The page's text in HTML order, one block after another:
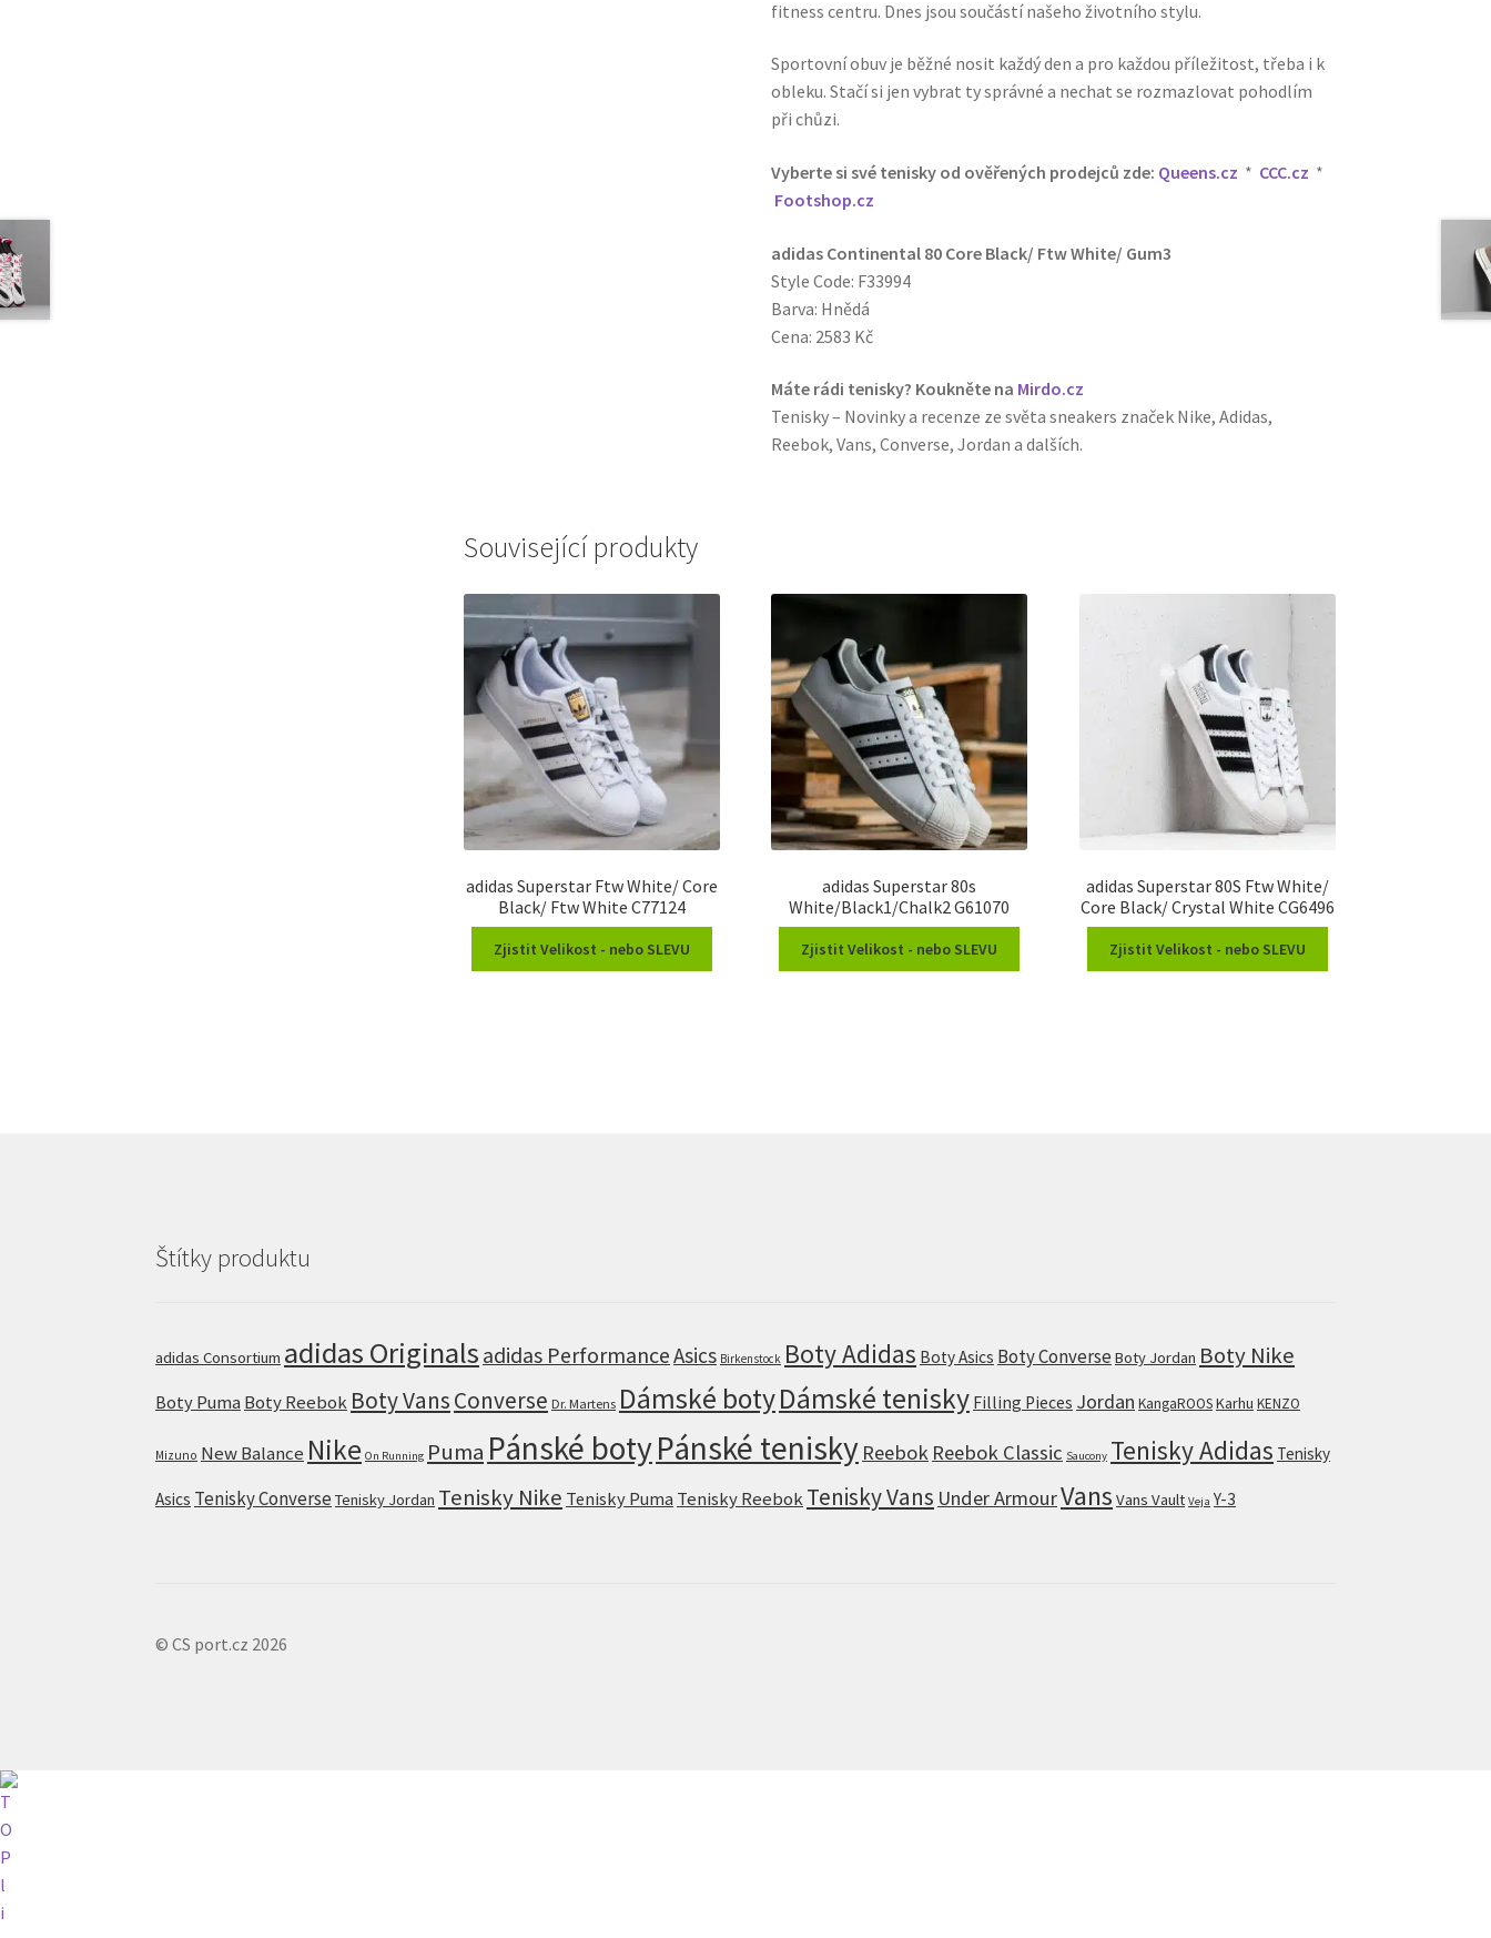
fitness centru. Dnes jsou součástí našeho životního stylu.
Sportovní obuv je běžné nosit každý den a pro každou příležitost, třeba i k
obleku. Stačí si jen vybrat ty správné a nechat se rozmazlovat pohodlím
při chůzi.
Vyberte si své tenisky od ověřených prodejců zde: Queens.cz * CCC.cz *
Footshop.cz
adidas Continental 80 Core Black/ Ftw White/ Gum3
Style Code: F33994
Barva: Hnědá
Cena: 2583 Kč
Máte rádi tenisky? Koukněte na Mirdo.cz
Tenisky – Novinky a recenze ze světa sneakers značek Nike, Adidas,
Reebok, Vans, Converse, Jordan a dalších.
Související produkty
adidas Superstar Ftw White/ Core
Black/ Ftw White C77124
Zjistit Velikost - nebo SLEVU
adidas Superstar 80s
White/Black1/Chalk2 G61070
Zjistit Velikost - nebo SLEVU
adidas Superstar 80S Ftw White/
Core Black/ Crystal White CG6496
Zjistit Velikost - nebo SLEVU
Štítky produktu
adidas Consortium adidas Originals adidas PerformanceAsics Birkenstock Boty Adidas Boty Asics Boty Converse Boty Jordan Boty Nike
Boty Puma Boty Reebok Boty VansConverse Dr. Martens Dámské botyDámské tenisky Filling Pieces Jordan KangaROOSKarhu KENZO
Mizuno New Balance Nike On Running Puma Pánské botyPánské tenisky Reebok Reebok Classic Saucony Tenisky Adidas Tenisky
Asics Tenisky Converse Tenisky Jordan Tenisky Nike Tenisky Puma Tenisky ReebokTenisky Vans Under ArmourVans Vans Vault Veja Y-3
© CS port.cz 2026